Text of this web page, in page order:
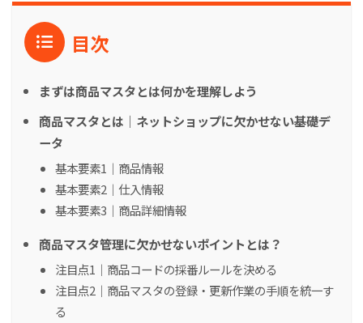
目次
まずは商品マスタとは何かを理解しよう
商品マスタとは｜ネットショップに欠かせない基礎デ
ータ
基本要素1｜商品情報
基本要素2｜仕入情報
基本要素3｜商品詳細情報
商品マスタ管理に欠かせないポイントとは？
注目点1｜商品コードの採番ルールを決める
注目点2｜商品マスタの登録・更新作業の手順を統一す
る